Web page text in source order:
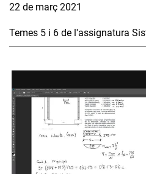
22 de març 2021
Temes 5 i 6 de l'assignatura